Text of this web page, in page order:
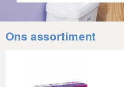
Ons assortiment